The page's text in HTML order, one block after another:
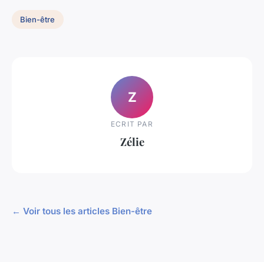
Bien-être
Z
ECRIT PAR
Zélie
← Voir tous les articles Bien-être